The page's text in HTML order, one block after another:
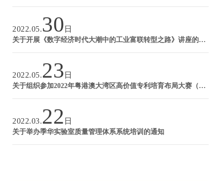
2022.05.30 日
关于开展《数字经济时代大潮中的工业富联转型之路》讲座的通知
2022.05.23 日
关于组织参加2022年粤港澳大湾区高价值专利培育布局大赛（湾高赛）宣讲活动的通知
2022.03.22 日
关于举办季华实验室质量管理体系系统培训的通知